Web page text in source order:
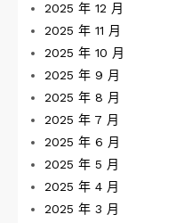
2025 年 12 月
2025 年 11 月
2025 年 10 月
2025 年 9 月
2025 年 8 月
2025 年 7 月
2025 年 6 月
2025 年 5 月
2025 年 4 月
2025 年 3 月